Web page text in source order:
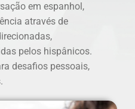
em espanhol,
através de
pelos hispânicos.
desafios pessoais,